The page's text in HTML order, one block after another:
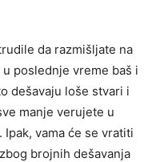
da razmišljate na
poslednje vreme baš i
dešavaju loše stvari i
manje verujete u
vama će se vratiti
brojnih dešavanja